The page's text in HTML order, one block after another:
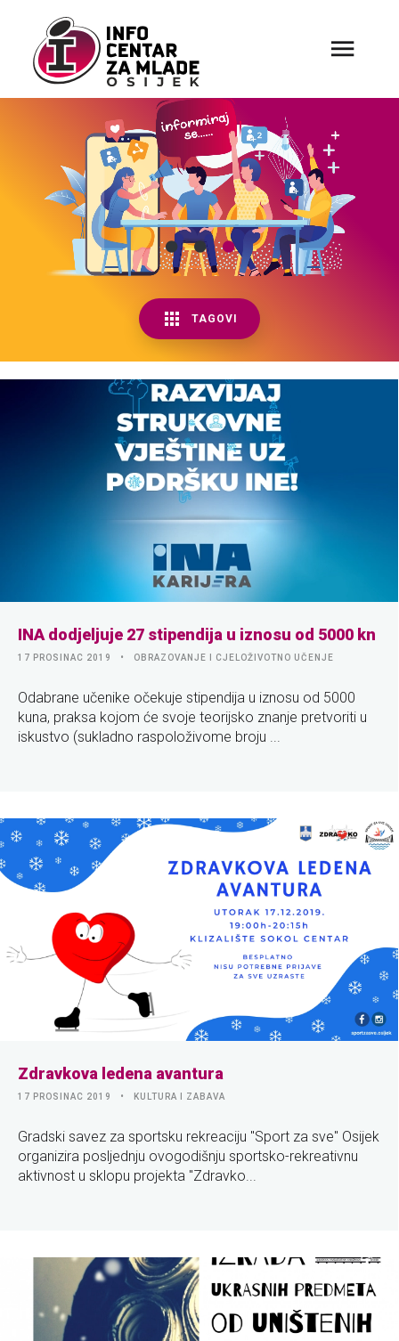
TAGOVI
INA dodjeljuje 27 stipendija u iznosu od 5000 kn
17 PROSINAC 2019 OBRAZOVANJE I CJELOŽIVOTNO UČENJE
Odabrane učenike očekuje stipendija u iznosu od 5000
kuna, praksa kojom će svoje teorijsko znanje pretvoriti u
iskustvo (sukladno raspoloživome broju ...
Zdravkova ledena avantura
17 PROSINAC 2019 KULTURA I ZABAVA
Gradski savez za sportsku rekreaciju "Sport za sve" Osijek
organizira posljednju ovogodišnju sportsko-rekreativnu
aktivnost u sklopu projekta "Zdravko...